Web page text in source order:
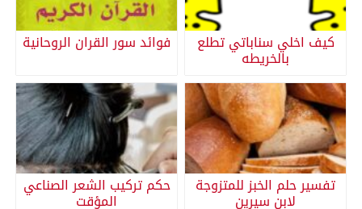
كيف اخلي سناباتي تطلع
بالخريطه
فوائد سور القران الروحانية
تفسير حلم الخبز للمتزوجة
لابن سيرين
حكم تركيب الشعر الصناعي
المؤقت